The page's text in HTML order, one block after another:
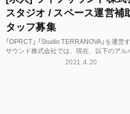
スタジオ / スペース運営
タッフ募集
「OPRCT」 「Studio TERRANOVA」を運営
サウンド株式会社では、現在、以下のアル
募集しています。 【募集職種】 スタジ...
2021.4.20